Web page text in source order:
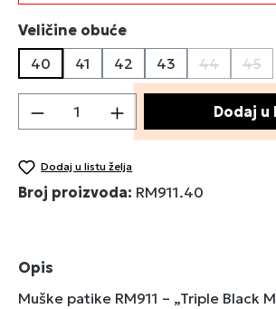
Izaberi
Veličine obuće
40
41 42 43 44
(Ova
45
Količina proizvoda: Dodaj u
Dodaj u listu želja
Broj proizvoda: RM911.40
Opis
Muške patike RM911 – „Triple Black